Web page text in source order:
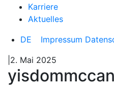
Karriere
Aktuelles
DE
Impressum
|2. Mai 2025